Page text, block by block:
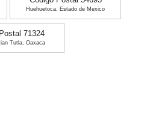
Huehuetoca, Estado de Mexico
71324
Tutla, Oaxaca